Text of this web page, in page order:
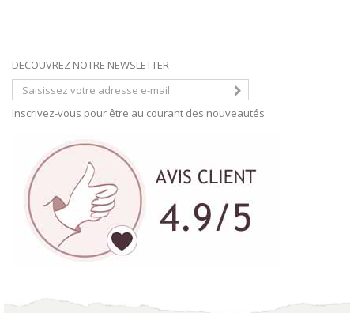
DECOUVREZ NOTRE NEWSLETTER
Inscrivez-vous pour être au courant des nouveautés